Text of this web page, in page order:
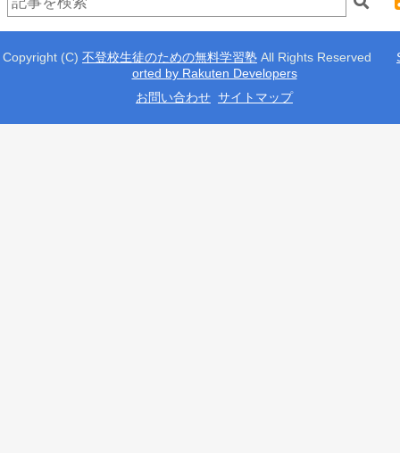
Copyright (C) 不登校生徒のための無料学習塾 All Rights Reserved
orted by Rakuten Developers
お問い合わせ サイトマップ